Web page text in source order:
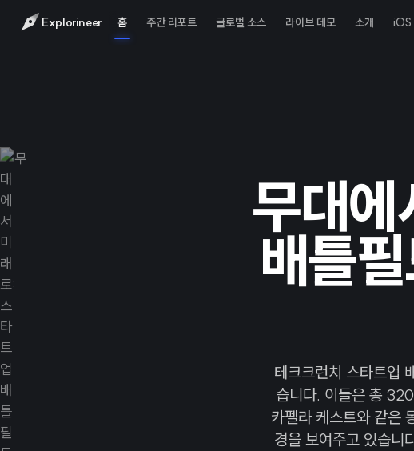
Explorineer 홈 주간 리포트 글로벌 소스 라이브 데모 소개 iOS
무대에
배틀
테크크런치 스타트업
습니다. 이들은 총
카펠라 케스트와 같은
경을 보여주고 있습니